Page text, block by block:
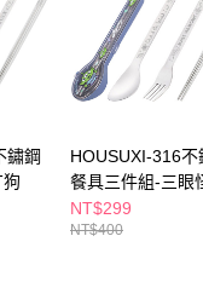
人之同意方可使用
失，本公司不負相關責
之用戶狀況，依本公司即
，本公司將視審查結果
若發現惡意使用之情形，
度並採取法律行動。
鏽鋼
HOUSUXI-316不
餐具三件組-三眼
NT$299
NT$400